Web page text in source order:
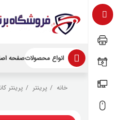
انواع محصولاتصفحه
خانه پرینتر پرینتر